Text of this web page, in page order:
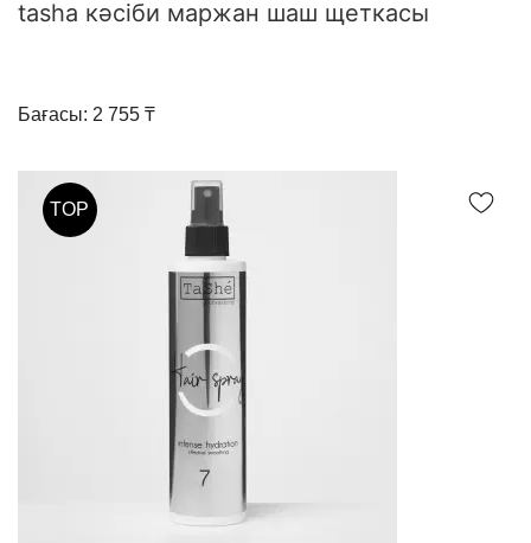
tasha кәсіби маржан шаш щеткасы
Бағасы: 2 755 ₸
TOP